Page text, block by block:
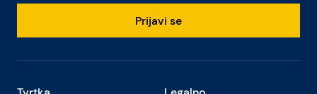
Prijavi se